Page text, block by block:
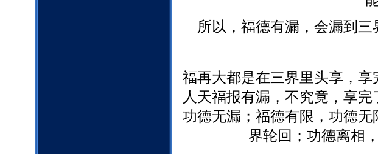
所以，福德有漏，会漏到三
福再大都是在三界里头享，享
人天福报有漏，不究竟，享
功德无漏；福德有限，功德
界轮回；功德离相